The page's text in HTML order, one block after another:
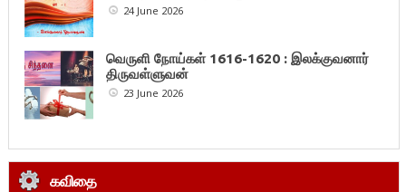
24 June 2026
வெருளி நோய்கள் 1616-1620 : இலக்குவனார்
திருவள்ளுவன்
23 June 2026
கவிதை